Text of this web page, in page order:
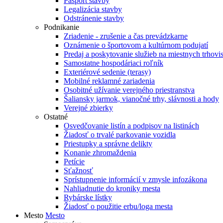
Legalizácia stavby
Odstránenie stavby
Podnikanie
Zriadenie - zrušenie a čas prevádzkarne
Oznámenie o športovom a kultúrnom podujatí
Predaj a poskytovanie služieb na miestnych
Samostatne hospodáriaci roľník
Exteriérové sedenie (terasy)
Mobilné reklamné zariadenia
Osobitné užívanie verejného priestranstva
Šaliansky jarmok, vianočné trhy, slávnosti a hody
Verejné zbierky
Ostatné
Osvedčovanie listín a podpisov na listinách
Žiadosť o trvalé parkovanie vozidla
Priestupky a správne delikty
Konanie zhromaždenia
Petície
Sťažnosť
Sprístupnenie informácií v zmysle infozákona
Nahliadnutie do kroniky mesta
Rybárske lístky
Žiadosť o použitie erbu/loga mesta
Mesto Mesto